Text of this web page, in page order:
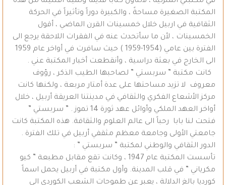
المكتبة الصغيرة مساحةً ، والكبيرة دوراً وتأثيراً في الحركة
الثقافية في اربيل خلال خمسينات القرن الماضي ، أقول
الخمسينات ، لأن ما سأتحدث عنه في الفقرات اللاحقة يرجع الى
الفترة بين عامي (1954-1959 ) حيث سافرت في أواخر عام 1959
الى الخارج في بعثة دراسية ، وأنقطعت أخبار المكتبة عني .
كانت مكتبة ” سربستي ” لصاحبها الطيب الذكر ، رؤوف
معروف لا تزيد مساحتها على عدة أمتار مربعة ، ولكنها كانت
مركز الأشعاع الفكري والثقافي في مدينتنا العريقة أربيل ، خلال
أواخر العهد الملكي وأوائل عهد ثورة 14 تموز . ” سربستي ”
فتحت لنا بابا رحباً الى عالم العلوم والثقافة. هذه المكتبة كانت
جامعتي الأولى وجامعة معظم مثقفي أربيل في تلك الفترة .
الدور الثقافي والوطني لمكتبة ” سربستي ” :
تأسست المكتبة عام 1947 ، وكانت تقع مقابل مطبعة ” كيو
مكرياني ” في قلب المدينة. وأول مكتبة في أربيل يحمل اسماً
كورديا بالغ الدلالة ، يعبر عن طموحات الشعب الكوردي الى